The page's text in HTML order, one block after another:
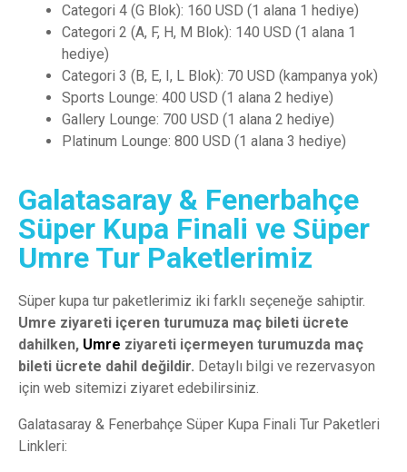
Categori 4 (G Blok): 160 USD (1 alana 1 hediye)
Categori 2 (A, F, H, M Blok): 140 USD (1 alana 1
hediye)
Categori 3 (B, E, I, L Blok): 70 USD (kampanya yok)
Sports Lounge: 400 USD (1 alana 2 hediye)
Gallery Lounge: 700 USD (1 alana 2 hediye)
Platinum Lounge: 800 USD (1 alana 3 hediye)
Galatasaray & Fenerbahçe
Süper Kupa Finali ve Süper
Umre Tur Paketlerimiz
Süper kupa tur paketlerimiz iki farklı seçeneğe sahiptir.
Umre ziyareti içeren turumuza maç bileti ücrete
dahilken, Umre ziyareti içermeyen turumuzda maç
bileti ücrete dahil değildir. Detaylı bilgi ve rezervasyon
için web sitemizi ziyaret edebilirsiniz
Galatasaray & Fenerbahçe Süper Kupa Finali Tur Paketleri
Linkleri: